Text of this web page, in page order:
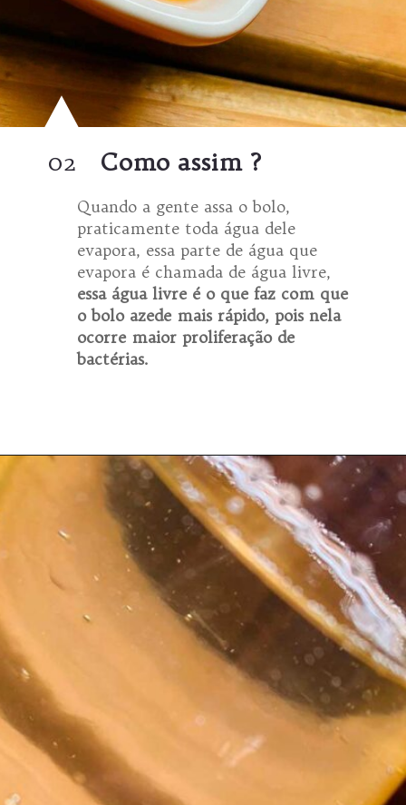
Como assim ?
02
Quando a gente assa o bolo,
praticamente toda água dele
evapora, essa parte de água que
evapora é chamada de água livre,
essa água livre é o que faz com que
o bolo azede mais rápido, pois nela
ocorre maior proliferação de
bactérias.